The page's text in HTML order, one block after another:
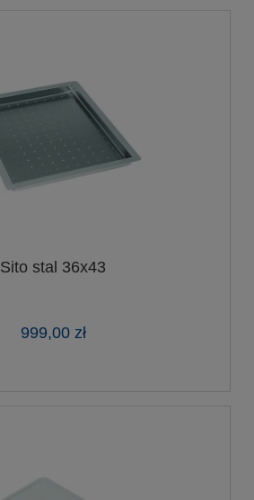
Sito stal 36x43
999,00 zł